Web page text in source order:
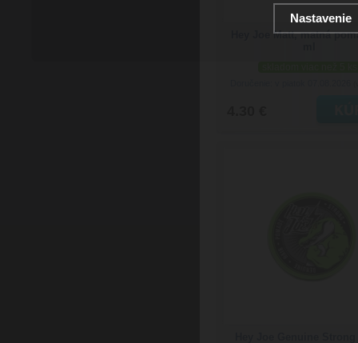
Hey Joe Matt, matná
Nastavenie